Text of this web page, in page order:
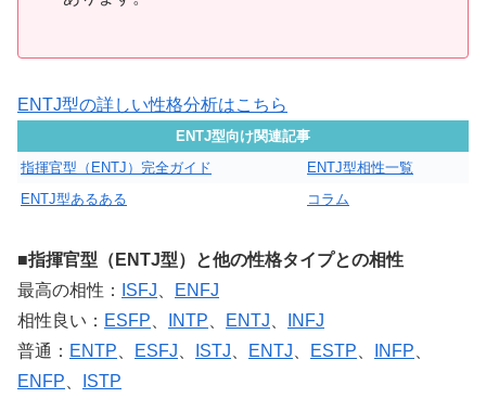
ENTJ型の詳しい性格分析はこちら
ENTJ型向け関連記事
指揮官型（ENTJ）完全ガイド
ENTJ型相性一覧
ENTJ型あるある
コラム
■指揮官型（ENTJ型）と他の性格タイプとの相性
最高の相性：
ISFJ、
ENFJ
相性良い： ESFP、 INTP、 ENTJ、
INFJ
普通： ENTP、 ESFJ、 ISTJ、 ENTJ、 ESTP、 INFP、
ENFP、
ISTP